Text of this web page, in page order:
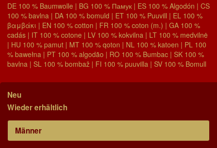
DE 100 % Baumwolle | BG 100 % Памук | ES 100 % Algodón | CS
100 % bavlna | DA 100 % bomuld | ET 100 % Puuvill | EL 100 %
βαμβάκι | EN 100 % cotton | FR 100 % coton (m.) | GA 100 %
cadás | IT 100 % cotone | LV 100 % kokvilna | LT 100 % medvilnė
| HU 100 % pamut | MT 100 % qoton | NL 100 % katoen | PL 100
% bawełna | PT 100 % algodão | RO 100 % Bumbac | SK 100 %
bavlna | SL 100 % bombaž | FI 100 % puuvilla | SV 100 % Bomull
Neu
Wieder erhältlich
Männer